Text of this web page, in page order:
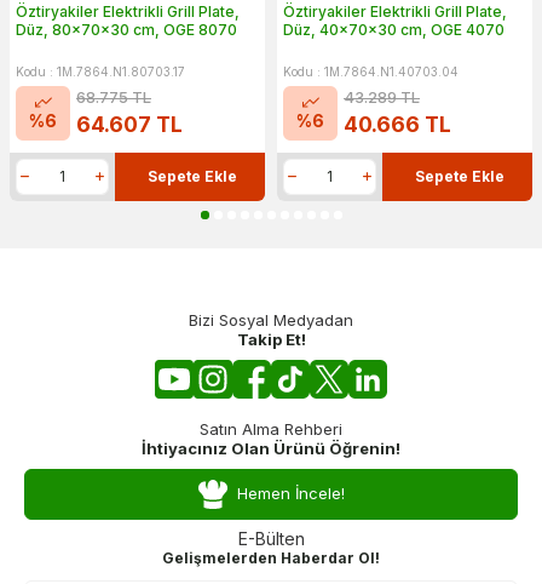
Öztiryakiler Elektrikli Grill Plate,
Düz, 80x70x30 cm, OGE 8070
Kodu : 1M.7864.N1.80703.17
%6
68.775TL
64.607 TL
Sepete Ekle
Öztiryakiler Elektrikli Grill Plate,
Düz, 40x70x30 cm, OGE 4070
Kodu : 1M.7864.N1.40703.04
%6
43.289TL
40.666 TL
Sepete Ekle
Bizi Sosyal Medyadan
Takip Et!
Satın Alma Rehberi
İhtiyacınız Olan Ürünü Öğrenin!
Hemen İncele!
E-Bülten
Gelişmelerden Haberdar Ol!